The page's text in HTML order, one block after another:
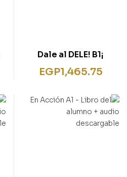
¡Dale al DELE! B1
EGP1,465.75